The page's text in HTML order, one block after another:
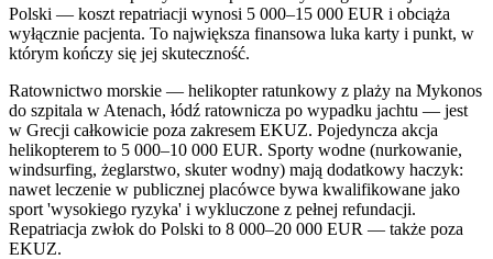
Polski — koszt repatriacji wynosi 5 000–15 000 EUR i obciąża
wyłącznie pacjenta. To największa finansowa luka karty i punkt, w
którym kończy się jej skuteczność.
Ratownictwo morskie — helikopter ratunkowy z plaży na Mykonos
do szpitala w Atenach, łódź ratownicza po wypadku jachtu — jest
w Grecji całkowicie poza zakresem EKUZ. Pojedyncza akcja
helikopterem to 5 000–10 000 EUR. Sporty wodne (nurkowanie,
windsurfing, żeglarstwo, skuter wodny) mają dodatkowy haczyk:
nawet leczenie w publicznej placówce bywa kwalifikowane jako
sport 'wysokiego ryzyka' i wykluczone z pełnej refundacji.
Repatriacja zwłok do Polski to 8 000–20 000 EUR — także poza
EKUZ.